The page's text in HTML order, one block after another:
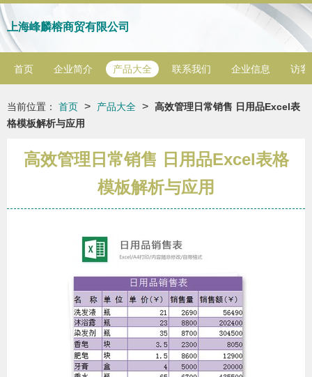
上海峰麟榕商贸有限公司
首页 企业简介 产品大全 联系我们 企业信息 访客
当前位置： 首页 > 产品大全 > 高效管理日常销售 日用品Excel表
格模板解析与应用
高效管理日常销售 日用品Excel表格
模板解析与应用